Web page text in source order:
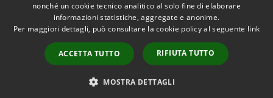
RSS
Accessibilità
Copyright © 2026 • Comune di
byMunicipium
Accesso
redazione
nonché un cookie tecnico analitico al solo fine di elaborare
informazioni statistiche, aggregate e anonime.
Per maggiori dettagli, può consultare la cookie policy al seguente link
ACCETTA TUTTO RIFIUTA TUTTO
MOSTRA DETTAGLI